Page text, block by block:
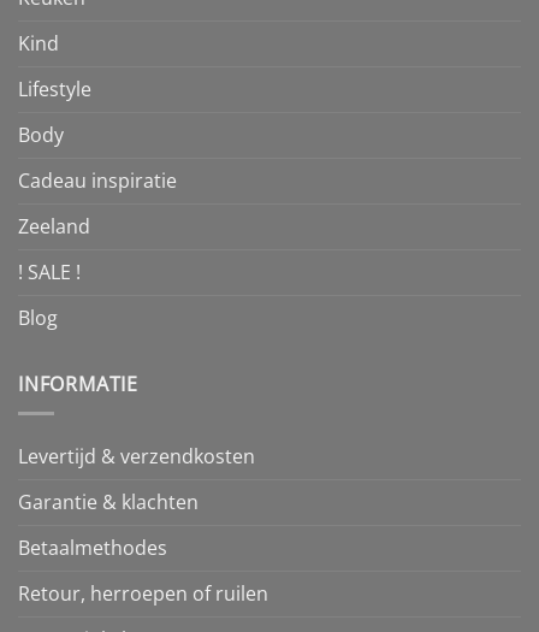
Kind
Lifestyle
Body
Cadeau inspiratie
Zeeland
! SALE !
Blog
INFORMATIE
Levertijd & verzendkosten
Garantie & klachten
Betaalmethodes
Retour, herroepen of ruilen